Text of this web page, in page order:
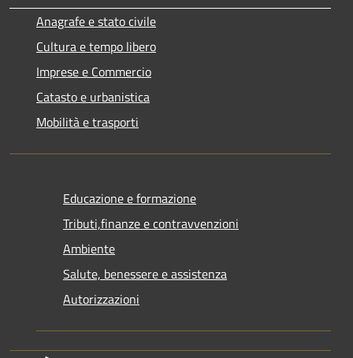
Anagrafe e stato civile
Cultura e tempo libero
Imprese e Commercio
Catasto e urbanistica
Mobilità e trasporti
Educazione e formazione
Tributi,finanze e contravvenzioni
Ambiente
Salute, benessere e assistenza
Autorizzazioni